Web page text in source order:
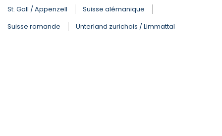
St. Gall / Appenzell
Suisse alémanique
Suisse romande
Unterland zurichois / Limmattal